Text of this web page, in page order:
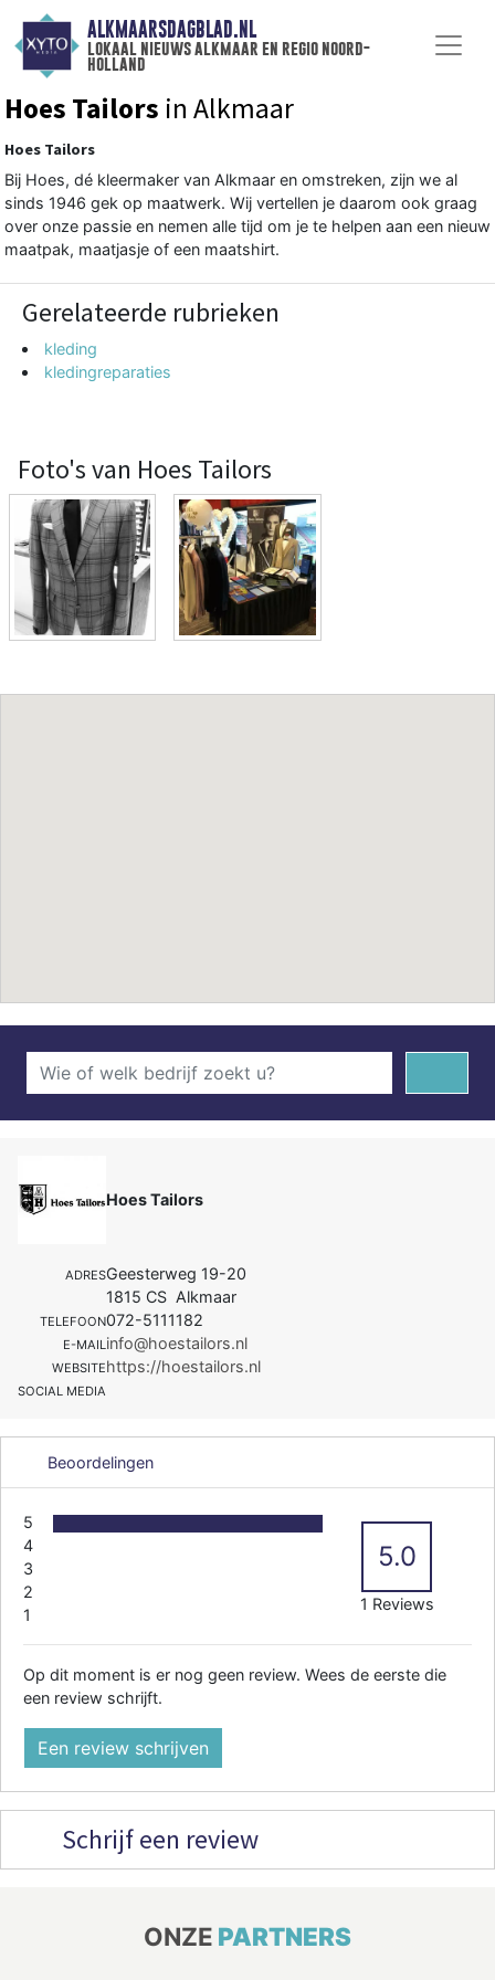
ALKMAARSDAGBLAD.NL
lokaal nieuws alkmaar en regio noord-
holland
Hoes Tailors in Alkmaar
Hoes Tailors
Bij Hoes, dé kleermaker van Alkmaar en omstreken, zijn we al
sinds 1946 gek op maatwerk. Wij vertellen je daarom ook graag
over onze passie en nemen alle tijd om je te helpen aan een nieuw
maatpak, maatjasje of een maatshirt.
Gerelateerde rubrieken
kleding
kledingreparaties
Foto's van Hoes Tailors
Hoes Tailors
ADRESGeesterweg 19-20
1815 CS Alkmaar
TELEFOON072-5111182
E-MAILinfo@hoestailors.nl
WEBSITEhttps://hoestailors.nl
SOCIAL MEDIA
Beoordelingen
5
4
3
2
1
5.0
1 Reviews
Op dit moment is er nog geen review. Wees de eerste die
een review schrijft.
Een review schrijven
Schrijf een review
ONZE PARTNERS